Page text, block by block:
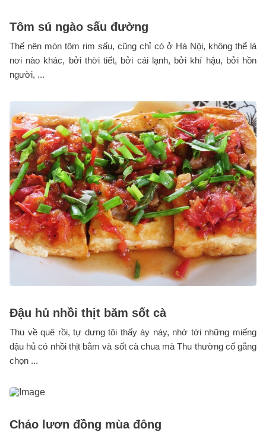
Tôm sú ngào sấu đường
Thế nên món tôm rim sấu, cũng chỉ có ở Hà Nội, không thể là
nơi nào khác, bởi thời tiết, bởi cái lạnh, bởi khí hậu, bởi hồn
người, ...
Đậu hủ nhồi thịt băm sốt cà
Thu về quê rồi, tự dưng tôi thấy áy náy, nhớ tới những miếng
đậu hủ có nhồi thịt bằm và sốt cà chua mà Thu thường cố gắng
chọn ...
Cháo lươn đồng mùa đông